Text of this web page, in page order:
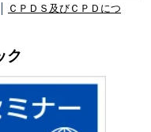
ＣＰＤＳ及びＣＰＤにつ
ク